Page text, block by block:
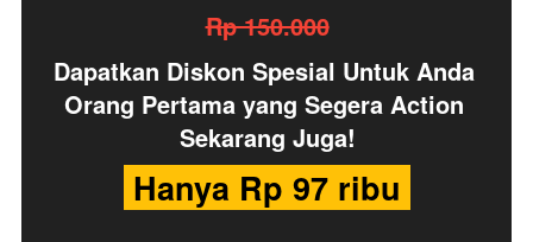
Rp 150.000
Dapatkan Diskon Spesial Untuk Anda
Orang Pertama yang Segera Action
Sekarang Juga!
Hanya Rp 97 ribu